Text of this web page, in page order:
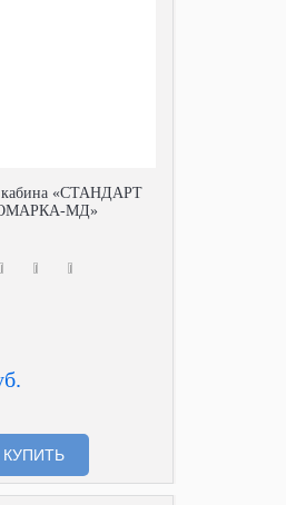
кабина «СТАНДАРТ
МД»
КУПИТЬ